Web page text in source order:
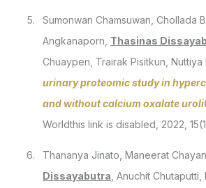
Sumonwan Chamsuwan, Chollada
Angkanaporn, Thasinas
Chuaypen, Trairak Pisitkun, Nuttiya
urinary proteomic study in
and without calcium oxalate
Worldthis link is disabled, 2022,
Thananya Jinato, Maneerat
Dissayabutra , Anuchit